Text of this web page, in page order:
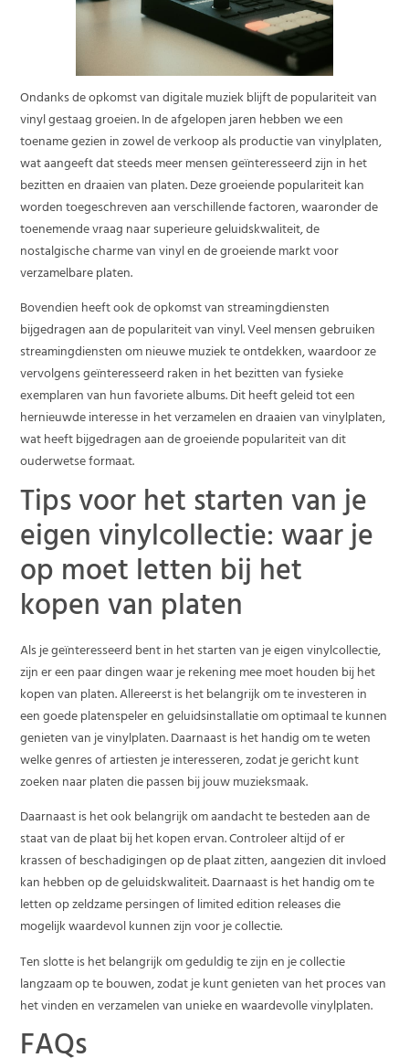
Ondanks de opkomst van digitale muziek blijft de populariteit van
vinyl gestaag groeien. In de afgelopen jaren hebben we een
toename gezien in zowel de verkoop als productie van vinylplaten,
wat aangeeft dat steeds meer mensen geïnteresseerd zijn in het
bezitten en draaien van platen. Deze groeiende populariteit kan
worden toegeschreven aan verschillende factoren, waaronder de
toenemende vraag naar superieure geluidskwaliteit, de
nostalgische charme van vinyl en de groeiende markt voor
verzamelbare platen.
Bovendien heeft ook de opkomst van streamingdiensten
bijgedragen aan de populariteit van vinyl. Veel mensen gebruiken
streamingdiensten om nieuwe muziek te ontdekken, waardoor ze
vervolgens geïnteresseerd raken in het bezitten van fysieke
exemplaren van hun favoriete albums. Dit heeft geleid tot een
hernieuwde interesse in het verzamelen en draaien van vinylplaten,
wat heeft bijgedragen aan de groeiende populariteit van dit
ouderwetse formaat.
Tips voor het starten van je
eigen vinylcollectie: waar je
op moet letten bij het
kopen van platen
Als je geïnteresseerd bent in het starten van je eigen vinylcollectie,
zijn er een paar dingen waar je rekening mee moet houden bij het
kopen van platen. Allereerst is het belangrijk om te investeren in
een goede platenspeler en geluidsinstallatie om optimaal te kunnen
genieten van je vinylplaten. Daarnaast is het handig om te weten
welke genres of artiesten je interesseren, zodat je gericht kunt
zoeken naar platen die passen bij jouw muzieksmaak.
Daarnaast is het ook belangrijk om aandacht te besteden aan de
staat van de plaat bij het kopen ervan. Controleer altijd of er
krassen of beschadigingen op de plaat zitten, aangezien dit invloed
kan hebben op de geluidskwaliteit. Daarnaast is het handig om te
letten op zeldzame persingen of limited edition releases die
mogelijk waardevol kunnen zijn voor je collectie.
Ten slotte is het belangrijk om geduldig te zijn en je collectie
langzaam op te bouwen, zodat je kunt genieten van het proces van
het vinden en verzamelen van unieke en waardevolle vinylplaten.